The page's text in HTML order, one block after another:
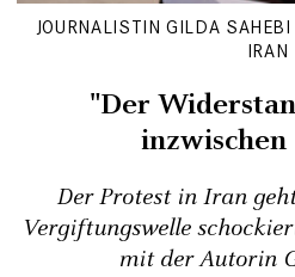
JOURNALISTIN GILDA
IRAN
"Der
Der Protest in Iran
Vergiftungswelle
mit der Autorin